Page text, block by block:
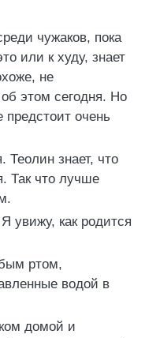
чужаков, пока
или к худу, знает
не
этом сегодня. Но
очень
Теолин знает, что
Так что лучше
увижу, как родится
ртом,
водой в
домой и